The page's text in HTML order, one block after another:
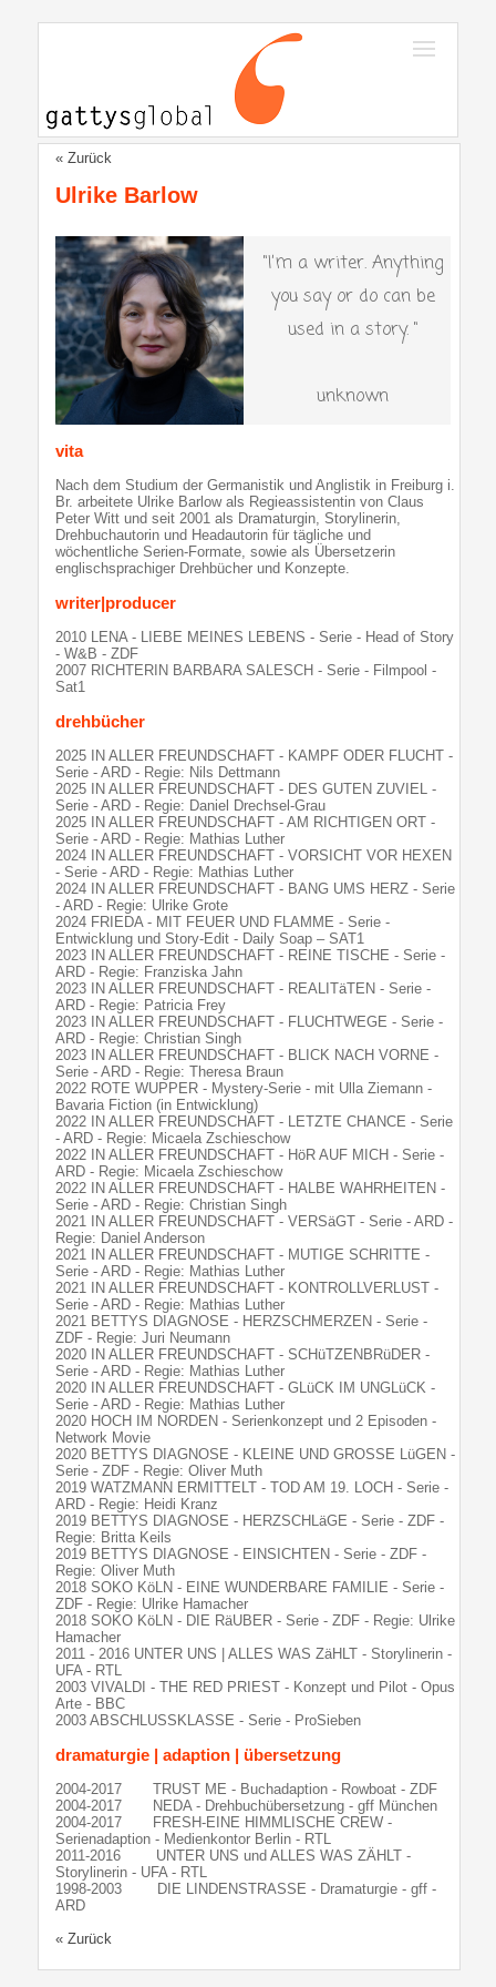
« Zurück
Ulrike Barlow
"I’m a writer. Anything
you say or do can be
used in a story. "
unknown
vita
Nach dem Studium der Germanistik und Anglistik in Freiburg i.
Br. arbeitete Ulrike Barlow als Regieassistentin von Claus
Peter Witt und seit 2001 als Dramaturgin, Storylinerin,
Drehbuchautorin und Headautorin für tägliche und
wöchentliche Serien-Formate, sowie als Übersetzerin
englischsprachiger Drehbücher und Konzepte.
writer|producer
2010 LENA - LIEBE MEINES LEBENS - Serie - Head of Story
- W&B - ZDF
2007 RICHTERIN BARBARA SALESCH - Serie - Filmpool -
Sat1
drehbücher
2025 IN ALLER FREUNDSCHAFT - KAMPF ODER FLUCHT -
Serie - ARD - Regie: Nils Dettmann
2025 IN ALLER FREUNDSCHAFT - DES GUTEN ZUVIEL -
Serie - ARD - Regie: Daniel Drechsel-Grau
2025 IN ALLER FREUNDSCHAFT - AM RICHTIGEN ORT -
Serie - ARD - Regie: Mathias Luther
2024 IN ALLER FREUNDSCHAFT - VORSICHT VOR HEXEN
- Serie - ARD - Regie: Mathias Luther
2024 IN ALLER FREUNDSCHAFT - BANG UMS HERZ - Serie
- ARD - Regie: Ulrike Grote
2024 FRIEDA - MIT FEUER UND FLAMME - Serie -
Entwicklung und Story-Edit - Daily Soap – SAT1
2023 IN ALLER FREUNDSCHAFT - REINE TISCHE - Serie -
ARD - Regie: Franziska Jahn
2023 IN ALLER FREUNDSCHAFT - REALITäTEN - Serie -
ARD - Regie: Patricia Frey
2023 IN ALLER FREUNDSCHAFT - FLUCHTWEGE - Serie -
ARD - Regie: Christian Singh
2023 IN ALLER FREUNDSCHAFT - BLICK NACH VORNE -
Serie - ARD - Regie: Theresa Braun
2022 ROTE WUPPER - Mystery-Serie - mit Ulla Ziemann -
Bavaria Fiction (in Entwicklung)
2022 IN ALLER FREUNDSCHAFT - LETZTE CHANCE - Serie
- ARD - Regie: Micaela Zschieschow
2022 IN ALLER FREUNDSCHAFT - HöR AUF MICH - Serie -
ARD - Regie: Micaela Zschieschow
2022 IN ALLER FREUNDSCHAFT - HALBE WAHRHEITEN -
Serie - ARD - Regie: Christian Singh
2021 IN ALLER FREUNDSCHAFT - VERSäGT - Serie - ARD -
Regie: Daniel Anderson
2021 IN ALLER FREUNDSCHAFT - MUTIGE SCHRITTE -
Serie - ARD - Regie: Mathias Luther
2021 IN ALLER FREUNDSCHAFT - KONTROLLVERLUST -
Serie - ARD - Regie: Mathias Luther
2021 BETTYS DIAGNOSE - HERZSCHMERZEN - Serie -
ZDF - Regie: Juri Neumann
2020 IN ALLER FREUNDSCHAFT - SCHüTZENBRüDER -
Serie - ARD - Regie: Mathias Luther
2020 IN ALLER FREUNDSCHAFT - GLüCK IM UNGLüCK -
Serie - ARD - Regie: Mathias Luther
2020 HOCH IM NORDEN - Serienkonzept und 2 Episoden -
Network Movie
2020 BETTYS DIAGNOSE - KLEINE UND GROSSE LüGEN -
Serie - ZDF - Regie: Oliver Muth
2019 WATZMANN ERMITTELT - TOD AM 19. LOCH - Serie -
ARD - Regie: Heidi Kranz
2019 BETTYS DIAGNOSE - HERZSCHLäGE - Serie - ZDF -
Regie: Britta Keils
2019 BETTYS DIAGNOSE - EINSICHTEN - Serie - ZDF -
Regie: Oliver Muth
2018 SOKO KöLN - EINE WUNDERBARE FAMILIE - Serie -
ZDF - Regie: Ulrike Hamacher
2018 SOKO KöLN - DIE RäUBER - Serie - ZDF - Regie: Ulrike
Hamacher
2011 - 2016 UNTER UNS | ALLES WAS ZäHLT - Storylinerin -
UFA - RTL
2003 VIVALDI - THE RED PRIEST - Konzept und Pilot - Opus
Arte - BBC
2003 ABSCHLUSSKLASSE - Serie - ProSieben
dramaturgie | adaption | übersetzung
2004-2017 TRUST ME - Buchadaption - Rowboat - ZDF
2004-2017 NEDA - Drehbuchübersetzung - gff München
2004-2017 FRESH-EINE HIMMLISCHE CREW -
Serienadaption - Medienkontor Berlin - RTL
2011-2016 UNTER UNS und ALLES WAS ZÄHLT -
Storylinerin - UFA - RTL
1998-2003 DIE LINDENSTRASSE - Dramaturgie - gff -
ARD
« Zurück